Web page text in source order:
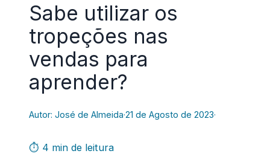
Sabe utilizar os
tropeções nas
vendas para
aprender?
Autor: José de Almeida·21 de Agosto de 2023·
⏱ 4 min de leitura